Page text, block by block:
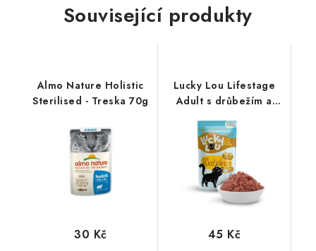
Související produkty
Almo Nature Holistic
Sterilised - Treska 70g
30 Kč
Lucky Lou Lifestage
Adult s drůbežím a
45 Kč